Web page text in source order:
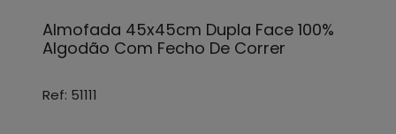
Almofada 45x45cm Dupla Face 100%
Algodão Com Fecho De Correr
Ref: 51111